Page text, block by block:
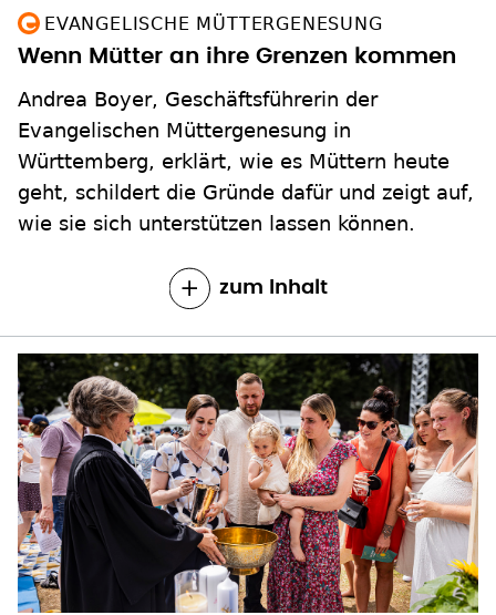
EVANGELISCHE MÜTTERGENESUNG
Wenn Mütter an ihre Grenzen kommen
Andrea Boyer, Geschäftsführerin der
Evangelischen Müttergenesung in
Württemberg, erklärt, wie es Müttern heute
geht, schildert die Gründe dafür und zeigt auf,
wie sie sich unterstützen lassen können.
zum Inhalt